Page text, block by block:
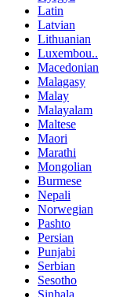
Latin
Latvian
Lithuanian
Luxembou..
Macedonian
Malagasy
Malay
Malayalam
Maltese
Maori
Marathi
Mongolian
Burmese
Nepali
Norwegian
Pashto
Persian
Punjabi
Serbian
Sesotho